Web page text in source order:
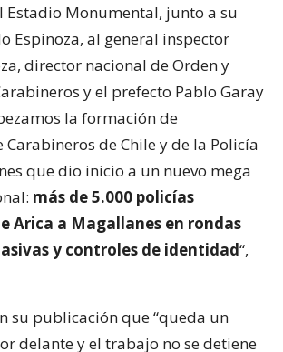
Estadio Monumental, junto a su
Espinoza, al general inspector
director nacional de Orden y
y el prefecto Pablo Garay
la formación de
de Chile y de la Policía
que dio inicio a un nuevo mega
más de 5.000 policías
Arica a Magallanes en rondas
y controles de identidad“,
su publicación que “queda un
delante y el trabajo no se detiene